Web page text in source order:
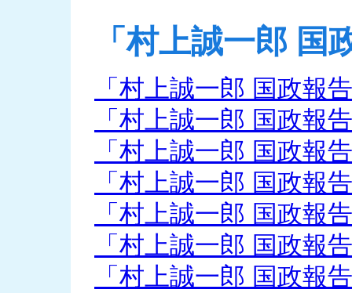
「村上誠一郎
「村上誠一郎 国政報
「村上誠一郎 国政報
「村上誠一郎 国政報
「村上誠一郎 国政報
「村上誠一郎 国政報
「村上誠一郎 国政報
「村上誠一郎 国政報